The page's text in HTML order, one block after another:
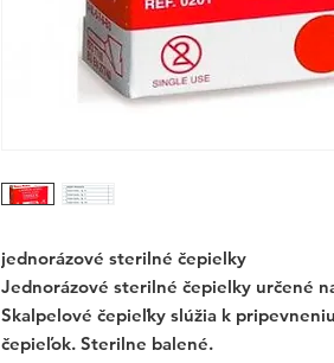
jednorázové sterilné čepielky
Jednorázové sterilné čepielky určené
Skalpelové čepieľky slúžia k
čepieľok. Sterilne balené.